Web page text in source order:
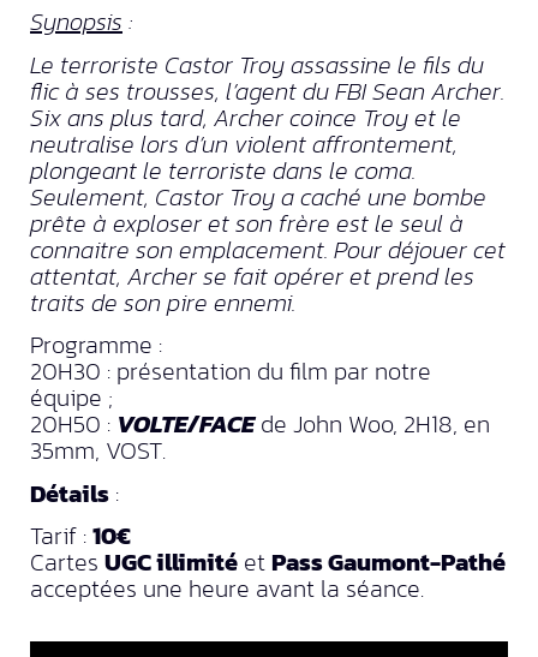
Synopsis:
Le terroriste Castor Troy assassine le fils du
flic à ses trousses, l’agent du FBI Sean Archer.
Six ans plus tard, Archer coince Troy et le
neutralise lors d’un violent affrontement,
plongeant le terroriste dans le coma.
Seulement, Castor Troy a caché une bombe
prête à exploser et son frère est le seul à
connaitre son emplacement. Pour déjouer cet
attentat, Archer se fait opérer et prend les
traits de son pire ennemi.
Programme :
20H30 : présentation du film par notre
équipe ;
20H50 : VOLTE/FACEde John Woo, 2H18, en
35mm, VOST.
Détails :
Tarif :10€
Cartes UGC illimité etPass Gaumont-Pathé
acceptées une heure avant la séance.